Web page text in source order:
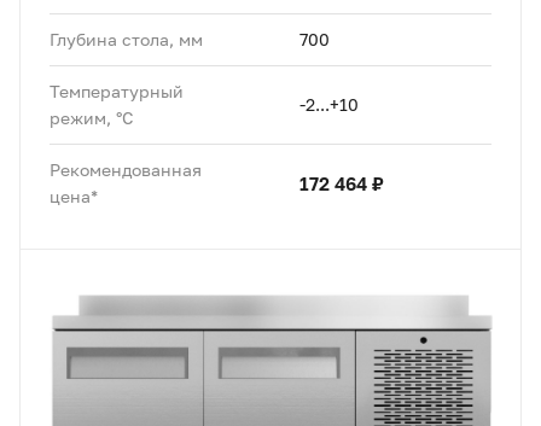
Глубина стола, мм 700
Температурный
режим, °C
-2...+10
Рекомендованная
цена*
172 464 ₽